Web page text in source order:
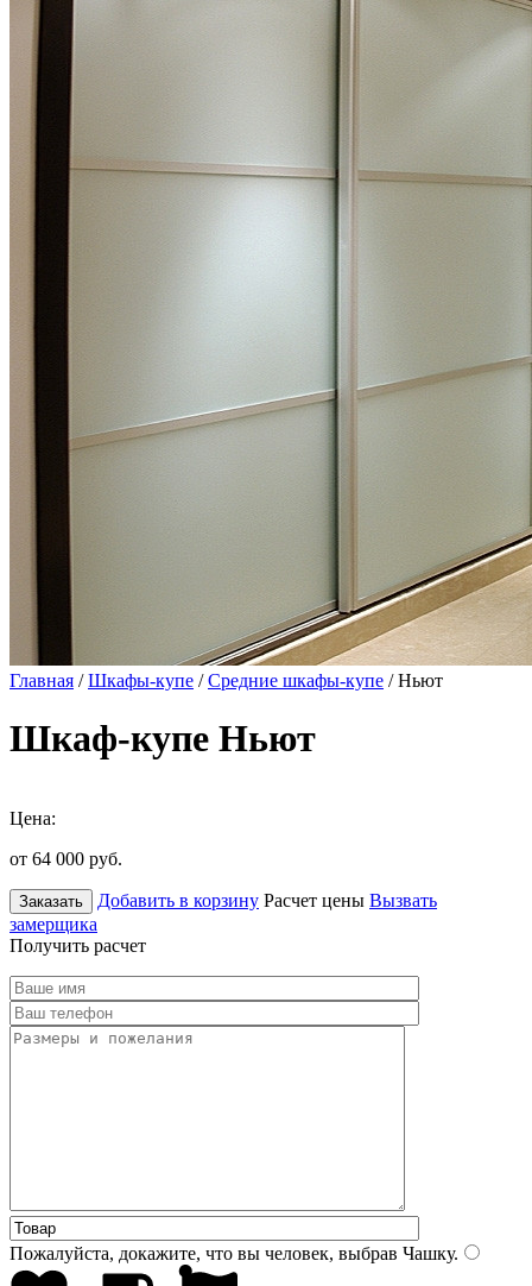
Главная /Шкафы-купе /Средние шкафы-купе / Ньют
Шкаф-купе Ньют
Цена:
от 64 000 руб.
Заказать Добавить в корзину Расчет цены Вызвать
замерщика
Получить расчет
Пожалуйста, докажите, что вы человек, выбрав Чашку.